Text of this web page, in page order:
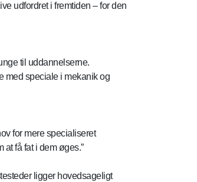
udfordret i fremtiden – for den
til uddannelserne.
med speciale i mekanik og
for mere specialiseret
få fat i dem øges.”
ligger hovedsageligt